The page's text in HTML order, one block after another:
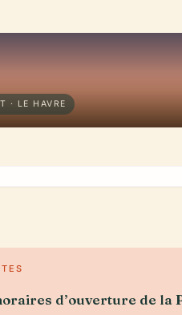
· LE HAVRE
d’ouverture de la